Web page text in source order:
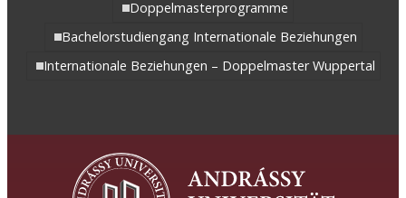
Doppelmasterprogramme
Bachelorstudiengang Internationale Beziehungen
Internationale Beziehungen – Doppelmaster Wuppertal